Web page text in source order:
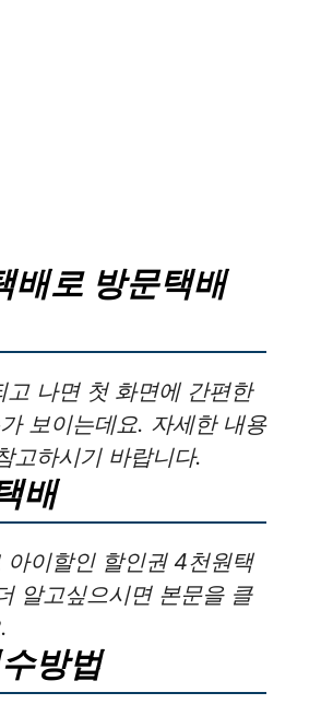
배로 방문택배
고 나면 첫 화면에 간편한
보이는데요. 자세한 내용
고하시기 바랍니다.
배
아이할인 할인권 4천원택
알고싶으시면 본문을 클
방법